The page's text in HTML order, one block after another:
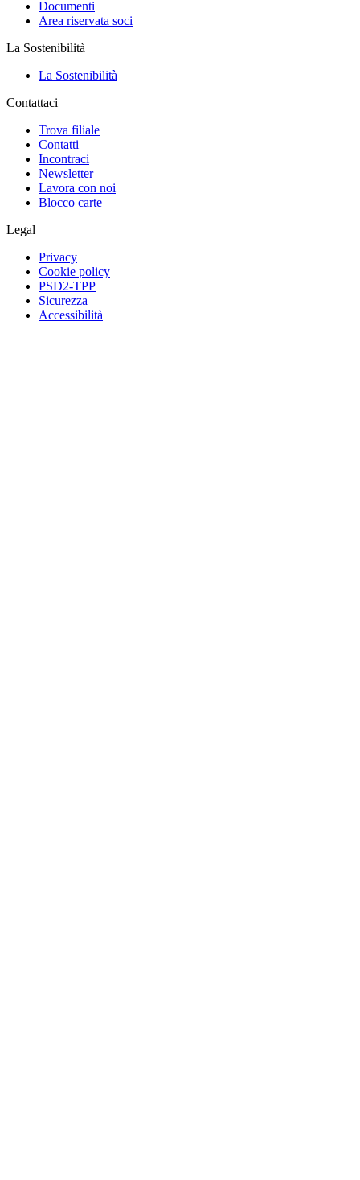
Documenti
Area riservata soci
La Sostenibilità
La Sostenibilità
Contattaci
Trova filiale
Contatti
Incontraci
Newsletter
Lavora con noi
Blocco carte
Legal
Privacy
Cookie policy
PSD2-TPP
Sicurezza
Accessibilità